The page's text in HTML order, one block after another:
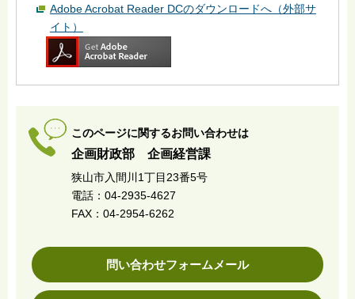
Adobe Acrobat Reader DCのダウンロードへ（外部サ
イト）
このページに関するお問い合わせは
企画財政部 企画経営課
狭山市入間川1丁目23番5号
電話：04-2935-4627
FAX：04-2954-6262
問い合わせフォームメール